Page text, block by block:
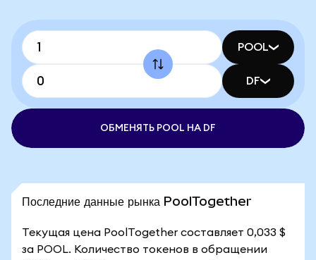
POOL
DF
ОБМЕНЯТЬ POOL НА DF
Последние данные рынка PoolTogether
Текущая цена PoolTogether составляет 0,033 $
за POOL. Количество токенов в обращении